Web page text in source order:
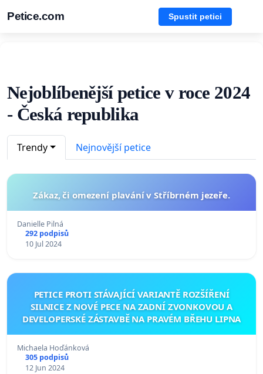
Petice.com Spustit petici
Nejoblíbenější petice v roce 2024
- Česká republika
Trendy Nejnovější petice
Zákaz, či omezení plavání v Stříbrném jezeře.
Danielle Pilná
292 podpisů
10 Jul 2024
PETICE PROTI STÁVAJÍCÍ VARIANTĚ ROZŠÍŘENÍ
SILNICE Z NOVÉ PECE NA ZADNÍ ZVONKOVOU A
DEVELOPERSKÉ ZÁSTAVBĚ NA PRAVÉM BŘEHU LIPNA
Michaela Hoďánková
305 podpisů
12 Jun 2024